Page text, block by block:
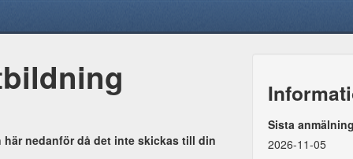
nedanför då det inte skickas till din
Sista
2026-11-05